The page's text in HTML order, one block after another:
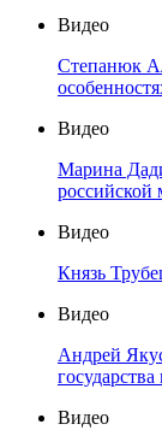
Видео
Степанюк
Видео
Марина
российской
Видео
Князь
Видео
Андрей
Видео